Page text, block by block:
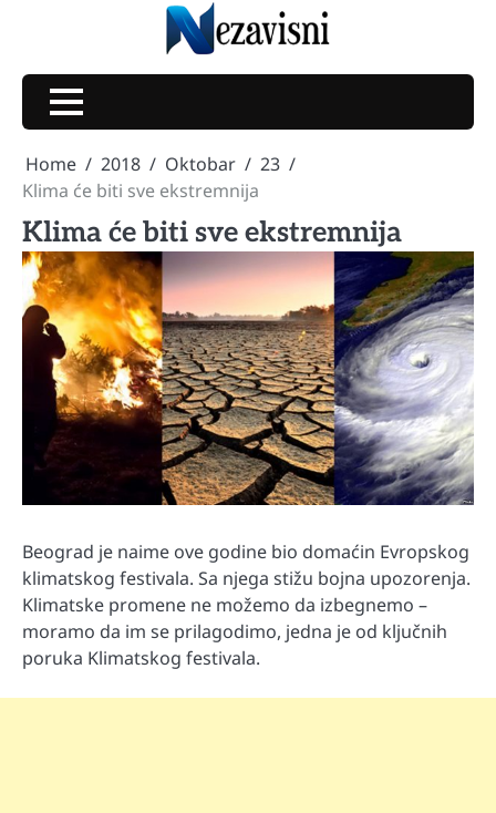
Home 2018 Oktobar
23
Klima će biti sve ekstremnija
Klima će biti sve ekstremnija
Beograd je naime ove godine bio domaćin Evropskog
klimatskog festivala. Sa njega stižu bojna upozorenja.
Klimatske promene ne možemo da izbegnemo –
moramo da im se prilagodimo, jedna je od ključnih
poruka Klimatskog festivala.